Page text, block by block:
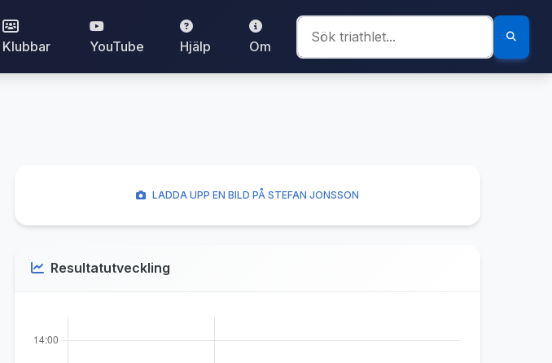
Klubbar YouTube Hjälp Om
LADDA UPP EN BILD PÅ STEFAN JONSSON
Resultatutveckling